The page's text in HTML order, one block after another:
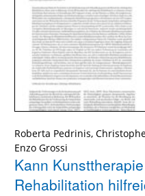
Roberta Pedrinis,
Enzo Grossi
Kann
Rehabilitation